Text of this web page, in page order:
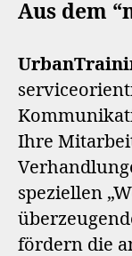
Aus dem
Ihre
speziellen
fördern die